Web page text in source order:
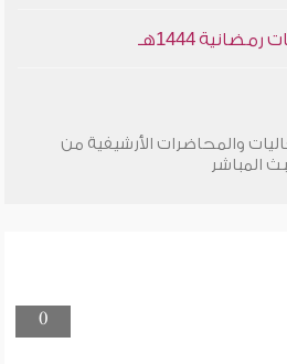
1444هـ
والمحاضرات الأرشيفية من
المباشر
0